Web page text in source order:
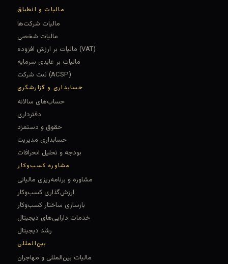
مالیات و انطباق
مالیات شرکت‌ها
مالیات شخصی
مالیات بر ارزش افزوده (VAT)
مالیات بر عایدی سرمایه
ثبت شرکت (ACSP)
حسابداری و گزارشگری
حساب‌های سالانه
دفترداری
حقوق و دستمزد
حسابداری مدیریت
بودجه و تحلیل انحرافات
مشاوره کسب‌وکار
مشاوره و برنامه‌ریزی مالیاتی
ارزش‌گذاری کسب‌وکار
بازسازی ساختار کسب‌وکار
خدمات دارایی‌های دیجیتال
رشد دیجیتال
بین‌المللی
مالیات بین‌المللی و مهاجران